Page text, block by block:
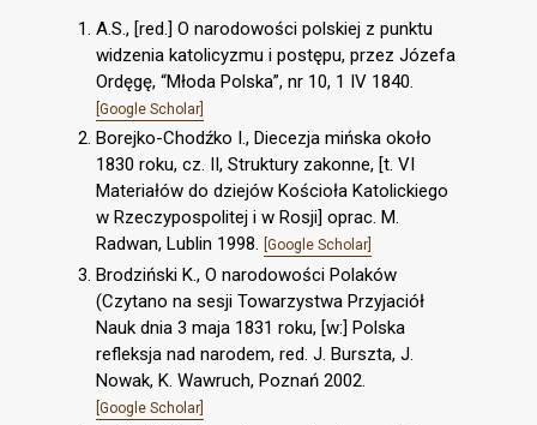
A.S., [red.] O narodowości polskiej z punktu
widzenia katolicyzmu i postępu, przez Józefa
Ordęgę, “Młoda Polska”, nr 10, 1 IV 1840.
[Google Scholar]
Borejko-Chodźko I., Diecezja mińska około
1830 roku, cz. II, Struktury zakonne, [t. VI
Materiałów do dziejów Kościoła Katolickiego
w Rzeczypospolitej i w Rosji] oprac. M.
Radwan, Lublin 1998. [Google Scholar]
Brodziński K., O narodowości Polaków
(Czytano na sesji Towarzystwa Przyjaciół
Nauk dnia 3 maja 1831 roku, [w:] Polska
refleksja nad narodem, red. J. Burszta, J.
Nowak, K. Wawruch, Poznań 2002.
[Google Scholar]